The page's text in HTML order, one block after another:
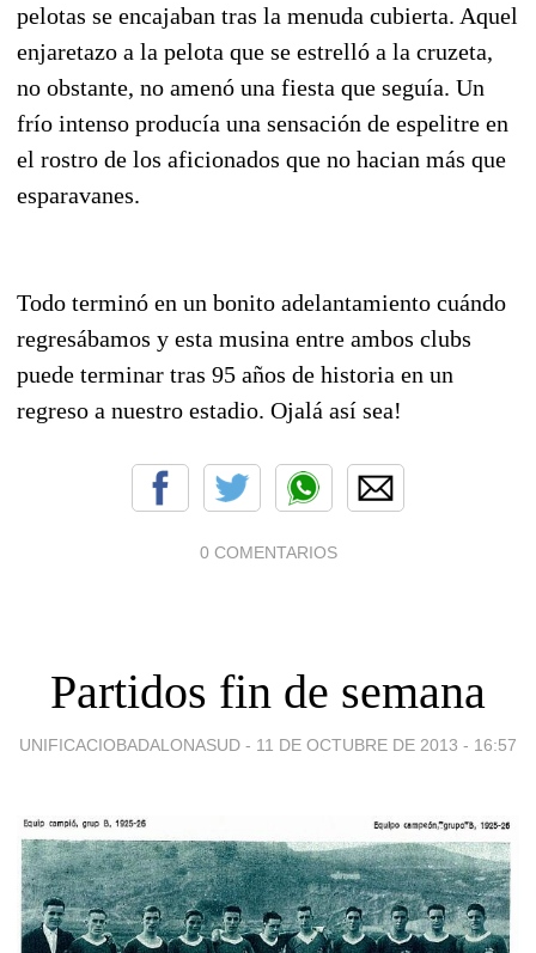
pelotas se encajaban tras la menuda cubierta. Aquel
enjaretazo a la pelota que se estrelló a la cruzeta,
no obstante, no amenó una fiesta que seguía. Un
frío intenso producía una sensación de espelitre en
el rostro de los aficionados que no hacian más que
esparavanes.
Todo terminó en un bonito adelantamiento cuándo
regresábamos y esta musina entre ambos clubs
puede terminar tras 95 años de historia en un
regreso a nuestro estadio. Ojalá así sea!
0 COMENTARIOS
Partidos fin de semana
UNIFICACIOBADALONASUD - 11 DE OCTUBRE DE 2013 - 16:57